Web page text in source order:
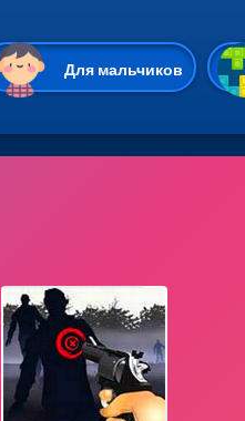
Для мальчиков
Казуальные
Симуляторы
Пасьянс